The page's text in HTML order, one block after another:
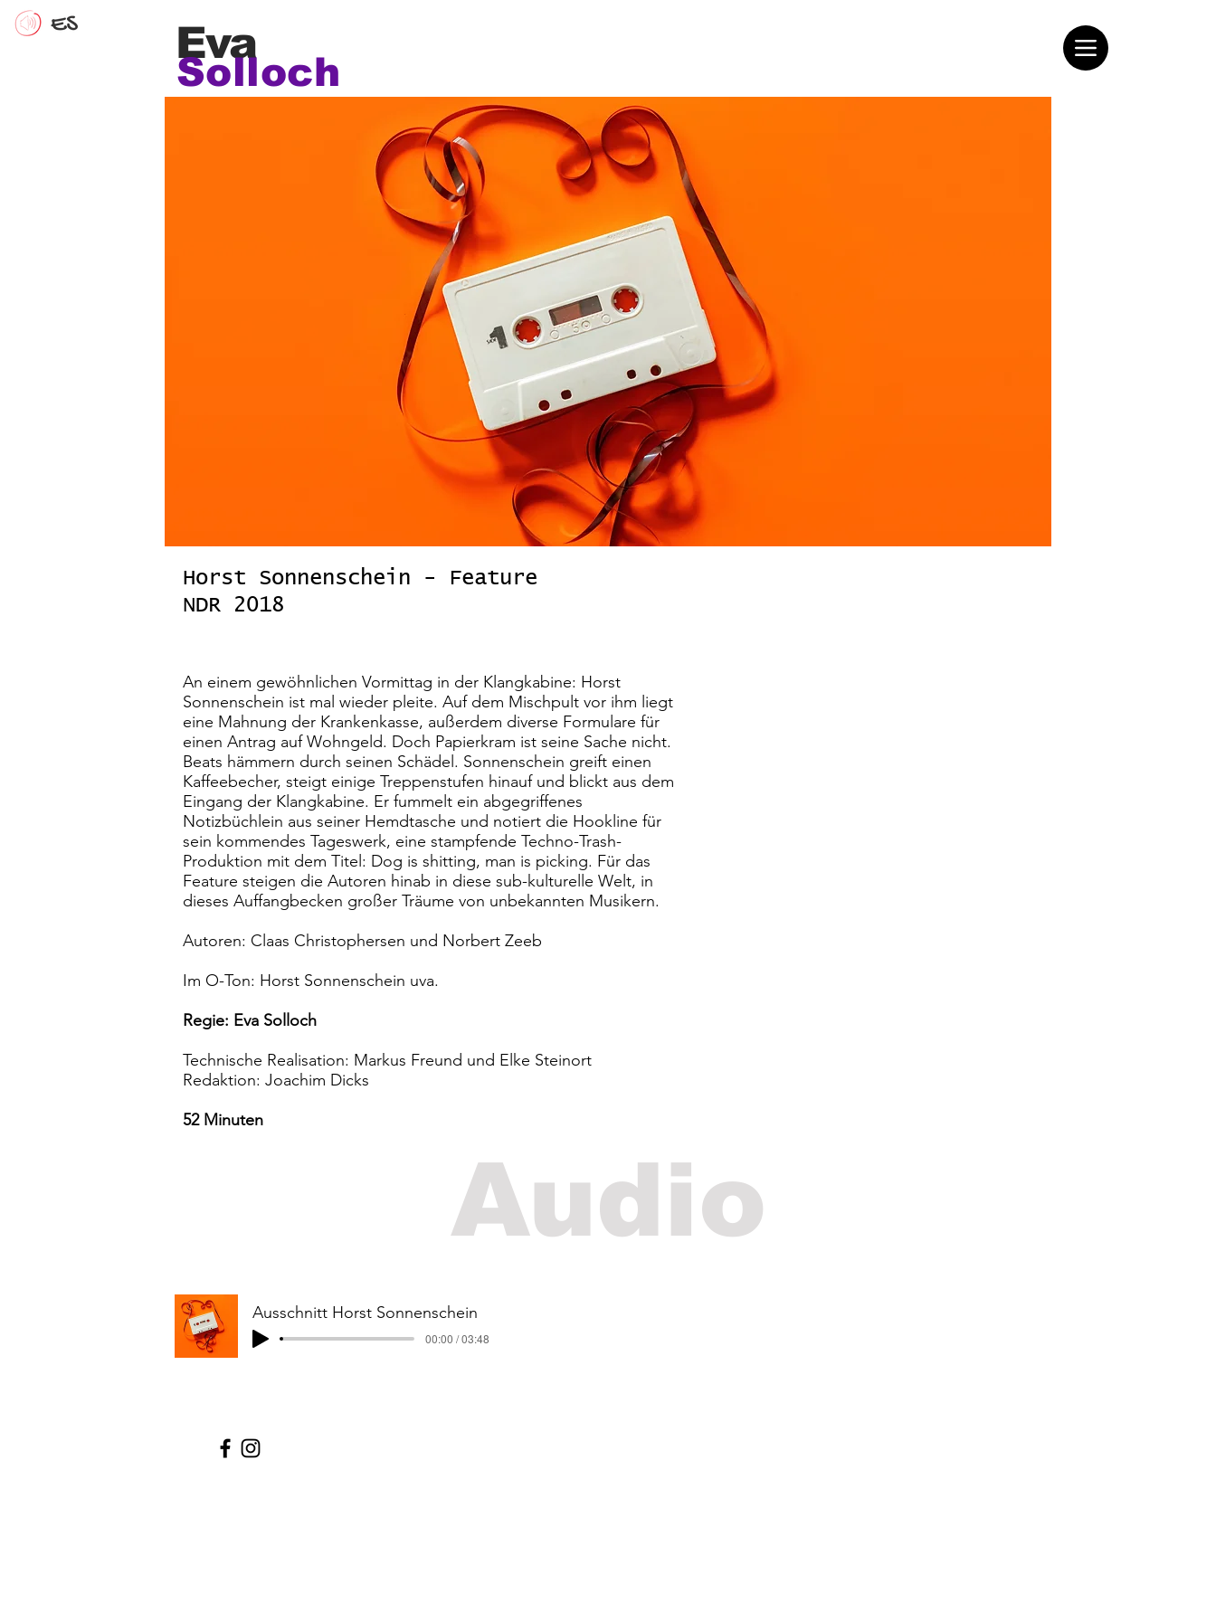
Eva
Solloch
Horst Sonnenschein - Feature
NDR 2018
An einem gewöhnlichen Vormittag in der Klangkabine: Horst
Sonnenschein ist mal wieder pleite. Auf dem Mischpult vor ihm liegt
eine Mahnung der Krankenkasse, außerdem diverse Formulare für
einen Antrag auf Wohngeld. Doch Papierkram ist seine Sache nicht.
Beats hämmern durch seinen Schädel. Sonnenschein greift einen
Kaffeebecher, steigt einige Treppenstufen hinauf und blickt aus dem
Eingang der Klangkabine. Er fummelt ein abgegriffenes
Notizbüchlein aus seiner Hemdtasche und notiert die Hookline für
sein kommendes Tageswerk, eine stampfende Techno-Trash-
Produktion mit dem Titel: Dog is shitting, man is picking. Für das
Feature steigen die Autoren hinab in diese sub-kulturelle Welt, in
dieses Auffangbecken großer Träume von unbekannten Musikern.
Autoren: Claas Christophersen und Norbert Zeeb
Im O-Ton: Horst Sonnenschein uva.
Regie: Eva Solloch
Technische Realisation: Markus Freund und Elke Steinort
Redaktion: Joachim Dicks
52 Minuten
Audio
Ausschnitt Horst Sonnenschein
00:00 / 03:48